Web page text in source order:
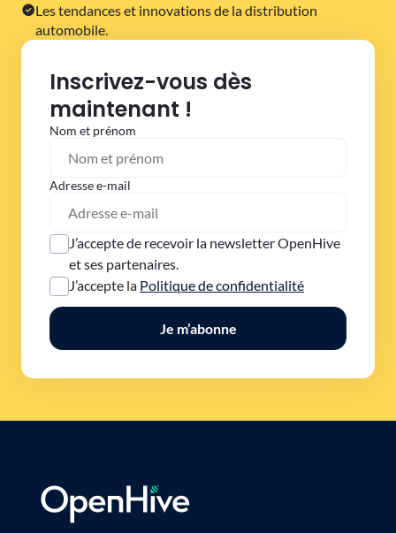
Les tendances et innovations de la distribution
automobile.
Inscrivez-vous dès
maintenant !
Nom et prénom
Adresse e-mail
J’accepte de recevoir la newsletter OpenHive
et ses partenaires.
J’accepte la Politique de confidentialité
Je m’abonne